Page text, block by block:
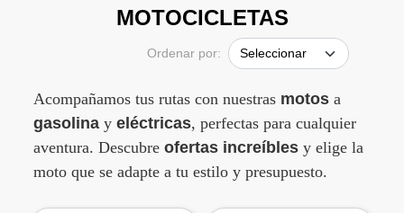
MOTOCICLETAS
Ordenar por:
Acompañamos tus rutas con nuestras motos a
gasolina y eléctricas, perfectas para cualquier
aventura. Descubre ofertas increíbles y elige la
moto que se adapte a tu estilo y presupuesto.